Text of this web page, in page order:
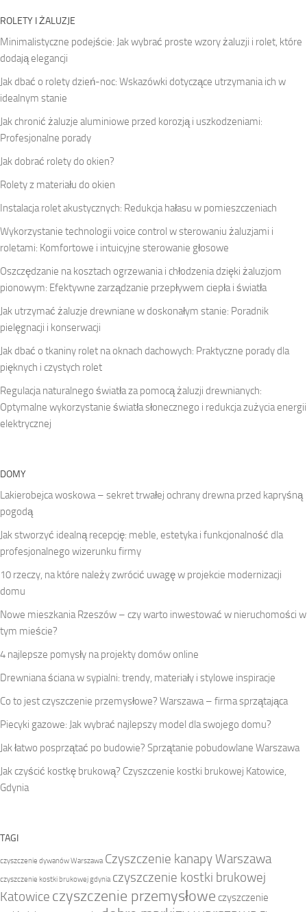
ROLETY I ŻALUZJE
Minimalistyczne podejście: Jak wybrać proste wzory żaluzji i rolet, które
dodają elegancji
Jak dbać o rolety dzień-noc: Wskazówki dotyczące utrzymania ich w
idealnym stanie
Jak chronić żaluzje aluminiowe przed korozją i uszkodzeniami:
Profesjonalne porady
Jak dobrać rolety do okien?
Rolety z materiału do okien
Instalacja rolet akustycznych: Redukcja hałasu w pomieszczeniach
Wykorzystanie technologii voice control w sterowaniu żaluzjami i
roletami: Komfortowe i intuicyjne sterowanie głosowe
Oszczędzanie na kosztach ogrzewania i chłodzenia dzięki żaluzjom
pionowym: Efektywne zarządzanie przepływem ciepła i światła
Jak utrzymać żaluzje drewniane w doskonałym stanie: Poradnik
pielęgnacji i konserwacji
Jak dbać o tkaniny rolet na oknach dachowych: Praktyczne porady dla
pięknych i czystych rolet
Regulacja naturalnego światła za pomocą żaluzji drewnianych:
Optymalne wykorzystanie światła słonecznego i redukcja zużycia energii
elektrycznej
DOMY
Lakierobejca woskowa – sekret trwałej ochrany drewna przed kapryśną
pogodą
Jak stworzyć idealną recepcję: meble, estetyka i funkcjonalność dla
profesjonalnego wizerunku firmy
10 rzeczy, na które należy zwrócić uwagę w projekcie modernizacji
domu
Nowe mieszkania Rzeszów – czy warto inwestować w nieruchomości w
tym mieście?
4 najlepsze pomysły na projekty domów online
Drewniana ściana w sypialni: trendy, materiały i stylowe inspiracje
Co to jest czyszczenie przemysłowe? Warszawa – firma sprzątająca
Piecyki gazowe: Jak wybrać najlepszy model dla swojego domu?
Jak łatwo posprzątać po budowie? Sprzątanie pobudowlane Warszawa
Jak czyścić kostkę brukową? Czyszczenie kostki brukowej Katowice,
Gdynia
TAGI
czyszczenie dywanów Warszawa Czyszczenie kanapy Warszawa
czyszczenie kostki brukowej gdynia czyszczenie kostki brukowej
Katowice czyszczenie przemysłowe czyszczenie